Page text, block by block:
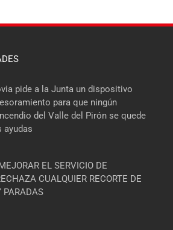
pide a la Junta un dispositivo
para que ningún
del Valle del Pirón se quede
ayudas
EL SERVICIO DE
CUALQUIER RECORTE DE
PARADAS